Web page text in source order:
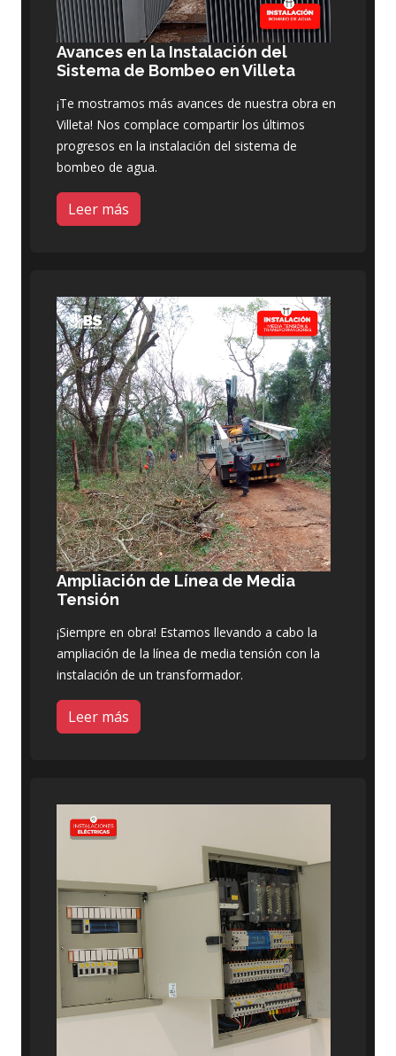
Avances en la Instalación del
Sistema de Bombeo en Villeta
¡Te mostramos más avances de nuestra obra en
Villeta! Nos complace compartir los últimos
progresos en la instalación del sistema de
bombeo de agua.
Leer más
Ampliación de Línea de Media
Tensión
¡Siempre en obra! Estamos llevando a cabo la
ampliación de la línea de media tensión con la
instalación de un transformador.
Leer más